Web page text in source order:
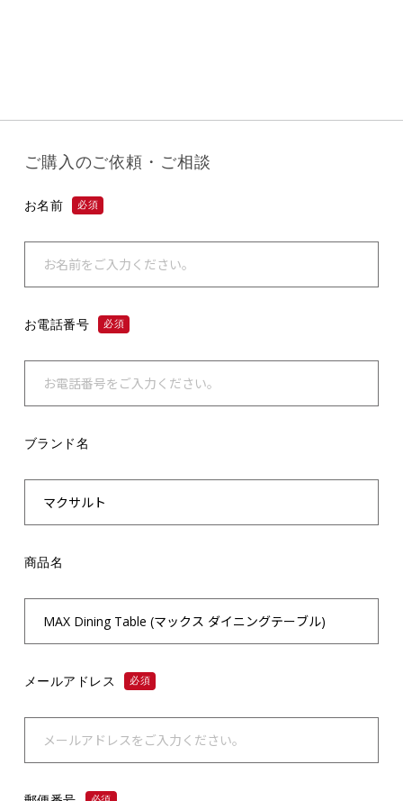
ご購入のご依頼・ご相談
お名前 必須
お電話番号 必須
ブランド名
商品名
メールアドレス 必須